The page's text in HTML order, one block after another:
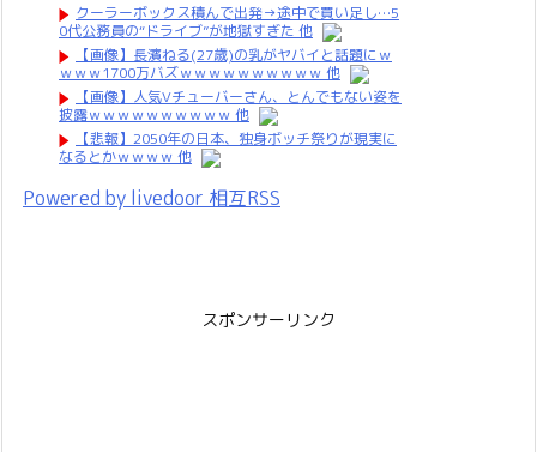
クーラーボックス積んで出発→途中で買い足し…5
0代公務員の“ドライブ”が地獄すぎた 他
【画像】長濱ねる(27歳)の乳がヤバイと話題にｗ
ｗｗｗ1700万バズｗｗｗｗｗｗｗｗｗｗ 他
【画像】人気Vチューバーさん、とんでもない姿を
披露ｗｗｗｗｗｗｗｗｗｗ 他
【悲報】2050年の日本、独身ボッチ祭りが現実に
なるとかｗｗｗｗ 他
Powered by livedoor 相互RSS
スポンサーリンク